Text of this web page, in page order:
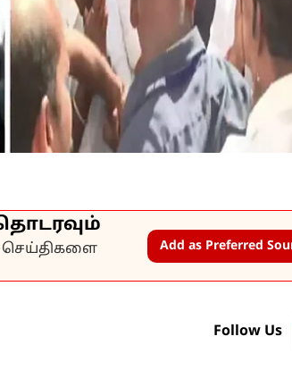
செய்திகளை
Add as Preferred
Follow Us